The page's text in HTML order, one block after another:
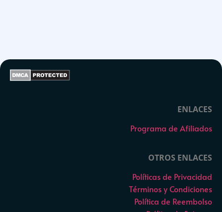
ENLACES
Programa de Afiliados
OTROS ENLACES
Políticas de Privacidad
Términos y Condiciones
Política de Reembolso